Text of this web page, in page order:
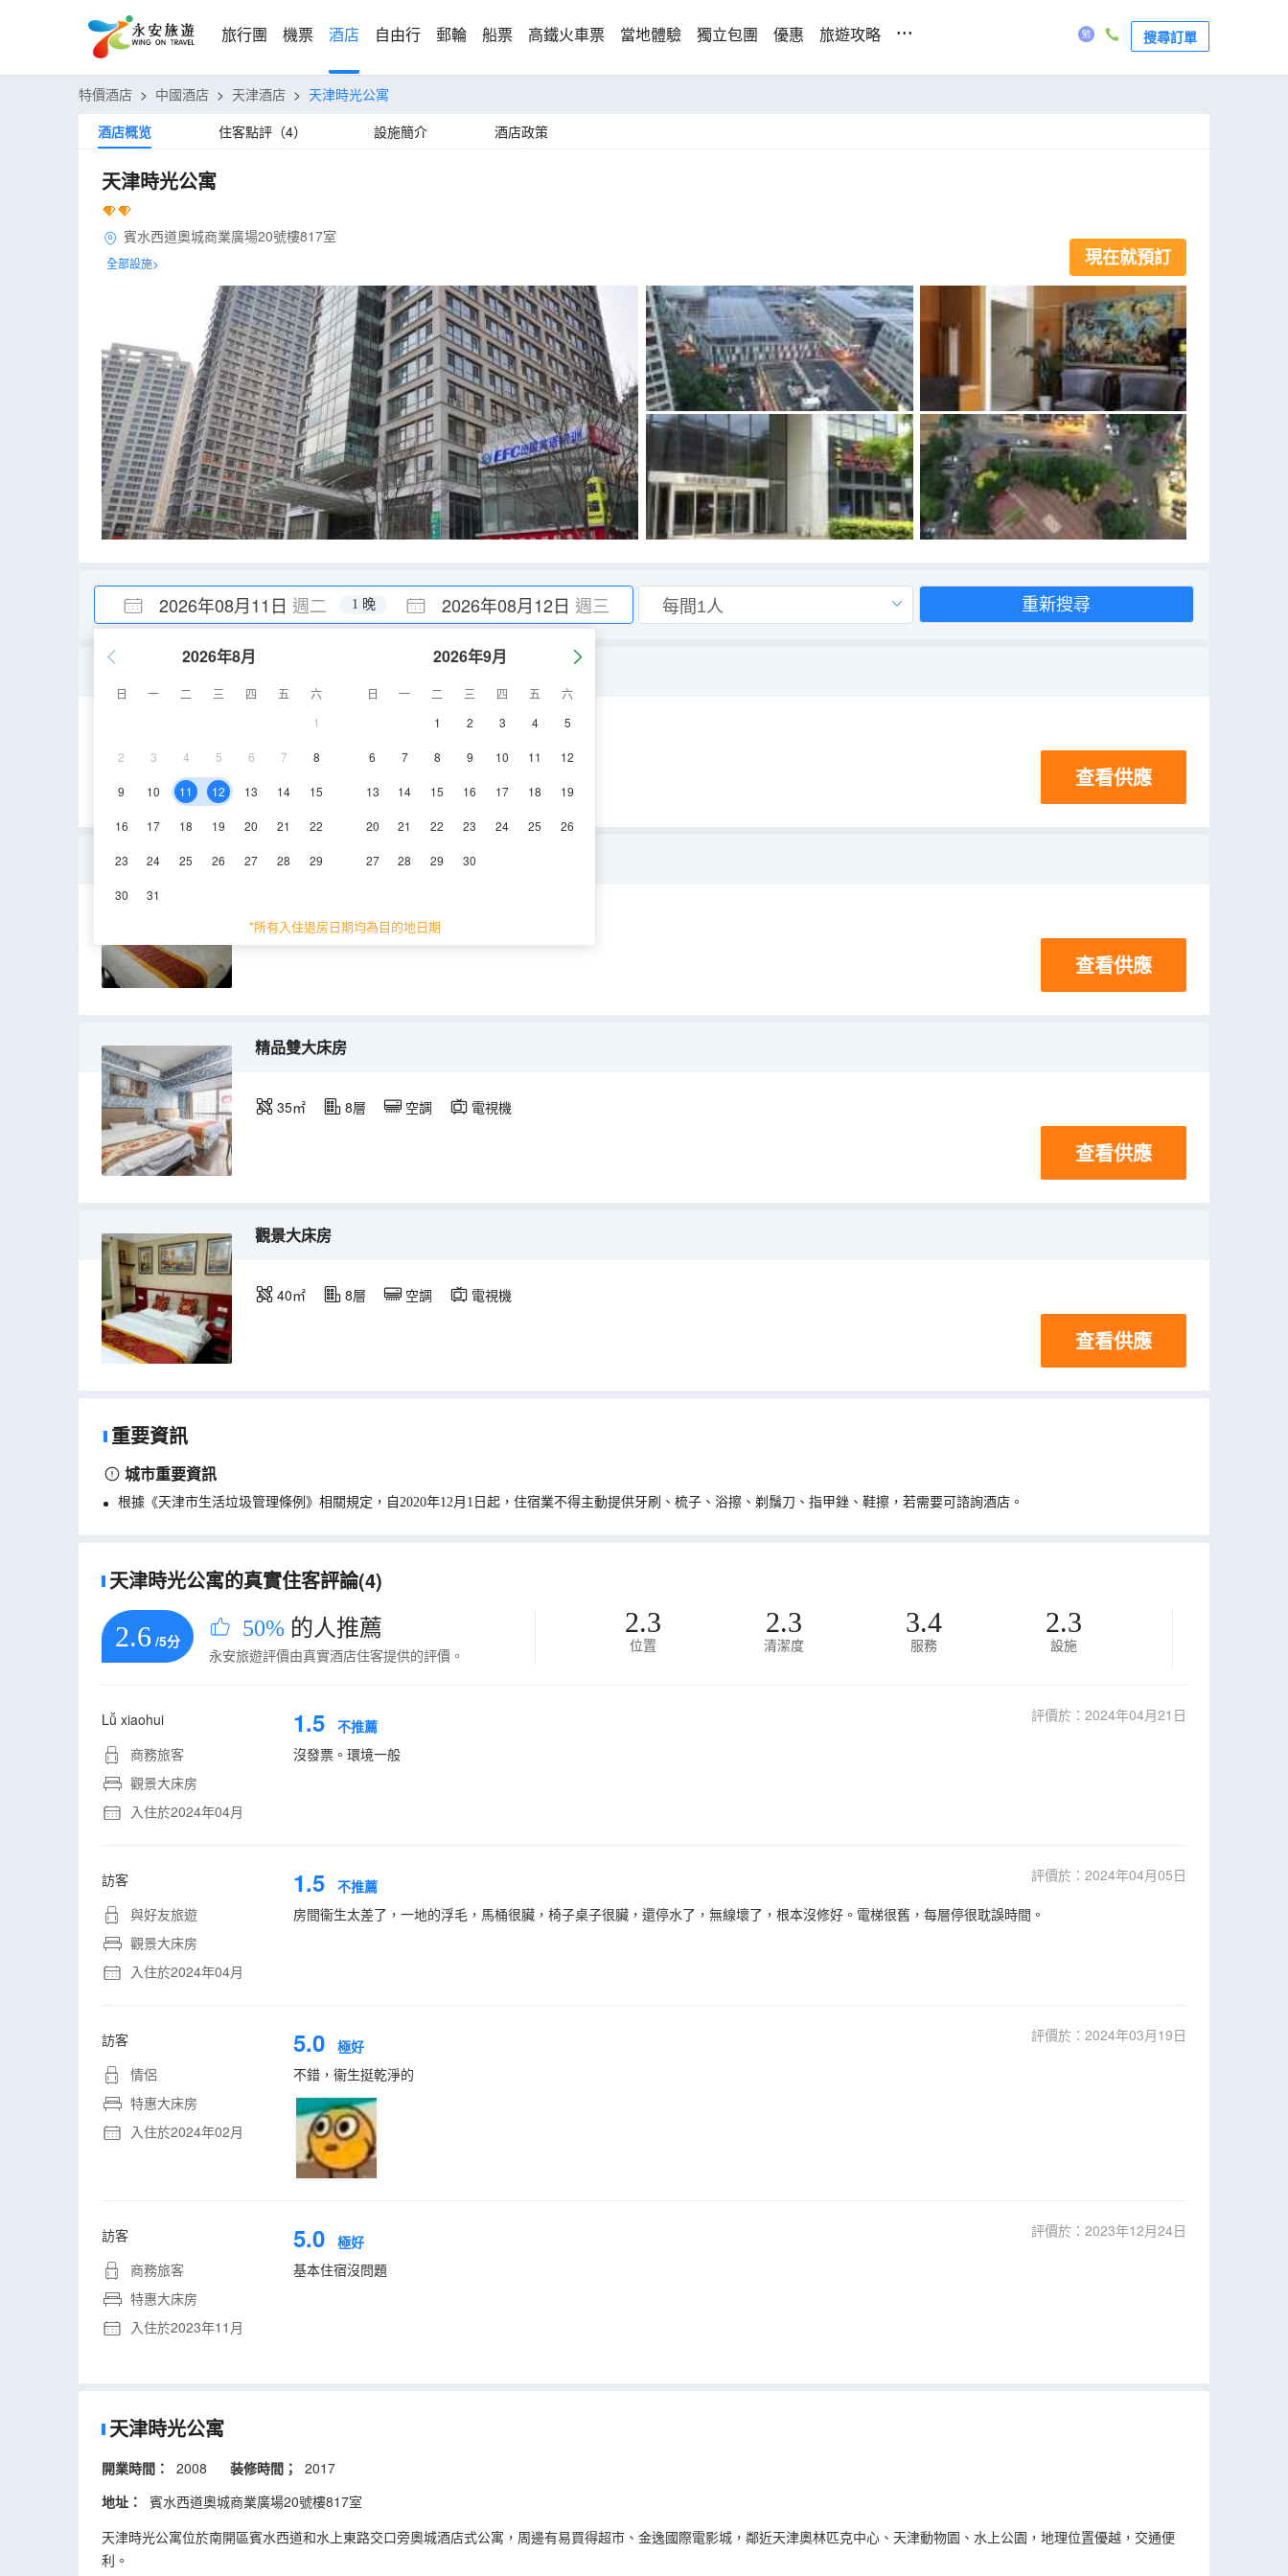
旅行團 機票 酒店 自由行 郵輪 船票 高鐵火車票 當地體驗 獨立包團 優惠 旅遊攻略 ... 搜尋訂單
特價酒店 > 中國酒店 > 天津酒店 > 天津時光公寓
酒店概览
住客點評（4） 設施簡介 酒店政策
天津時光公寓
賓水西道奧城商業廣場20號樓817室
全部設施> 現在就預訂
2026年08月11日 週二 2026年08月12日 週三
1 晚
2026年8月
日 一 二 三 四 五
六
1
2 3 4 5 6 7 8
9 10 11 12 13 14 15
16 17 18 19 20 21 22
23 24 25 26 27 28 29
30 31
2026年9月
日 一 二 三 四 五
六
1
2 3 4 5
6 7 8 9 10 11 12
13 14 15 16 17 18 19
20 21 22 23 24 25 26
27 28 29 30
*所有入住退房日期均為目的地日期
重新搜尋
空調 電視機
查看供應
特惠大床房
30㎡ 8層 空調
查看供應
精品雙大床房
35㎡ 8層 空調 電視機
查看供應
觀景大床房
40㎡ 8層 空調 電視機
查看供應
重要資訊
城市重要資訊
根據《天津市生活垃圾管理條例》相關規定，自2020年12月1日起，住宿業不得主動提供牙刷、梳子、浴擦、剃鬚刀、指甲銼、鞋擦，若需要可諮詢酒店。
天津時光公寓的真實住客評論(4)
2.6 /5分 50% 的人推薦
永安旅遊評價由真實酒店住客提供的評價。
2.3
位置
2.3
清潔度
3.4
服務
2.3
設施
Lǚ xiaohui
商務旅客
觀景大床房
入住於2024年04月
1.5 不推薦
評價於：2024年04月21日
沒發票。環境一般
訪客
與好友旅遊
觀景大床房
入住於2024年04月
1.5 不推薦
評價於：2024年04月05日
房間衞生太差了，一地的浮毛，馬桶很臟，椅子桌子很臟，還停水了，無線壞了，根本沒修好。電梯很舊，每層停很耽誤時間。
訪客
情侶
特惠大床房
入住於2024年02月
5.0 極好
評價於：2024年03月19日
不錯，衞生挺乾淨的
訪客
商務旅客
特惠大床房
入住於2023年11月
5.0 極好
評價於：2023年12月24日
基本住宿沒問題
天津時光公寓
開業時間： 2008 装修時間；
2017
地址：
賓水西道奧城商業廣場20號樓817室
天津時光公寓位於南開區賓水西道和水上東路交口旁奧城酒店式公寓，周邊有易買得超市、金逸國際電影城，鄰近天津奧林匹克中心、天津動物園、水上公園，地理位置優越，交通便
利。